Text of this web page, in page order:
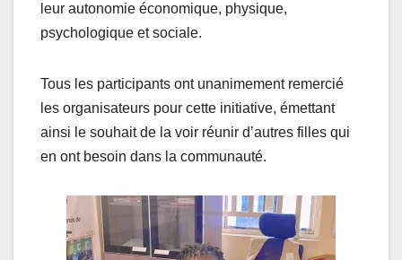
leur autonomie économique, physique,
psychologique et sociale.
Tous les participants ont unanimement remercié
les organisateurs pour cette initiative, émettant
ainsi le souhait de la voir réunir d’autres filles qui
en ont besoin dans la communauté.